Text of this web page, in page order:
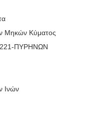
Μηκών Κύματος
ΠΥΡΗΝΩΝ
Ινών